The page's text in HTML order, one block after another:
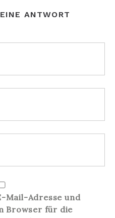
ANTWORT
Mail-Adresse und
Browser für die